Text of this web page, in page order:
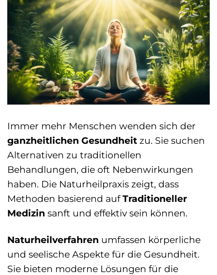
Immer mehr Menschen wenden sich der
ganzheitlichen Gesundheit zu. Sie suchen
Alternativen zu traditionellen
Behandlungen, die oft Nebenwirkungen
haben. Die Naturheilpraxis zeigt, dass
Methoden basierend aufTraditioneller
Medizin sanft und effektiv sein können.
Naturheilverfahren umfassen körperliche
und seelische Aspekte für die Gesundheit.
Sie bieten moderne Lösungen für die